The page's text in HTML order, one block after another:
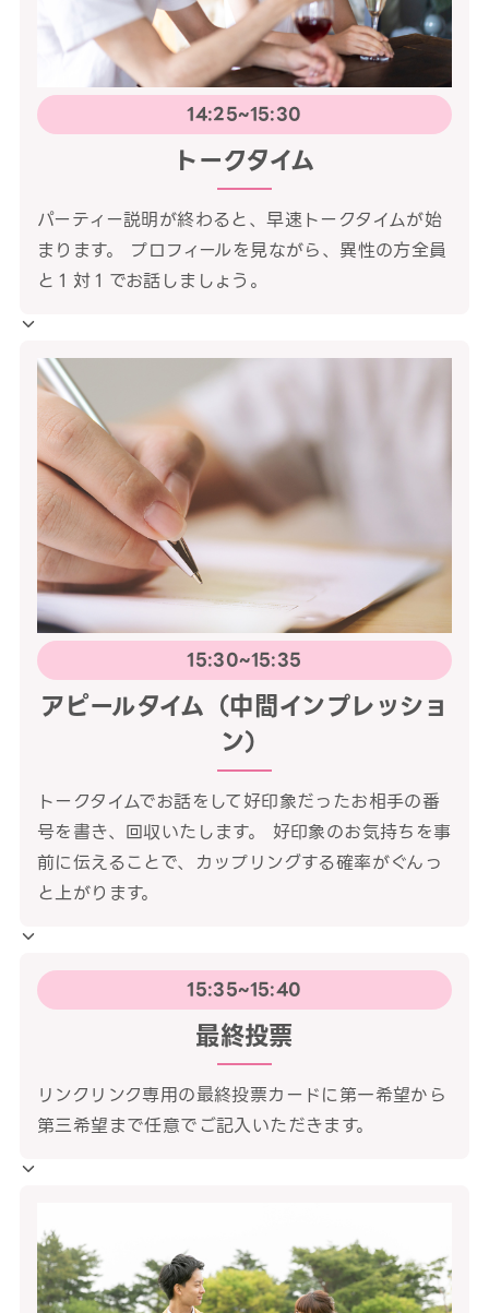
14:25~15:30
トークタイム
パーティー説明が終わると、早速トークタイムが始
まります。 プロフィールを見ながら、異性の方全員
と１対１でお話しましょう。
15:30~15:35
アピールタイム（中間インプレッショ
ン）
トークタイムでお話をして好印象だったお相手の番
号を書き、回収いたします。 好印象のお気持ちを事
前に伝えることで、カップリングする確率がぐんっ
と上がります。
15:35~15:40
最終投票
リンクリンク専用の最終投票カードに第一希望から
第三希望まで任意でご記入いただきます。